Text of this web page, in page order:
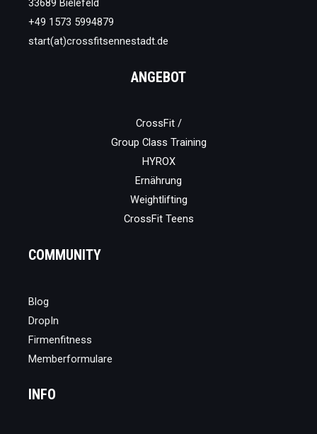
33689 Bielefeld
+49 1573 5994879
start(at)crossfitsennestadt.de
ANGEBOT
CrossFit /
Group Class Training
HYROX
Ernährung
Weightlifting
CrossFit Teens
COMMUNITY
Blog
DropIn
Firmenfitness
Memberformulare
INFO